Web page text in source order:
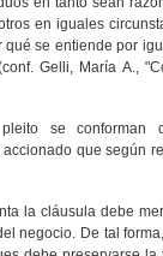
en iguales
se entiende por
Gelli, María A.,
se conforman
que según
la cláusula debe
negocio. De tal